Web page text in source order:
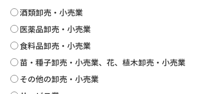
酒類卸売・小売業
医薬品卸売・小売業
食料品卸売・小売業
苗・種子卸売・小売業、花、植木卸売・小売業
その他の卸売・小売業